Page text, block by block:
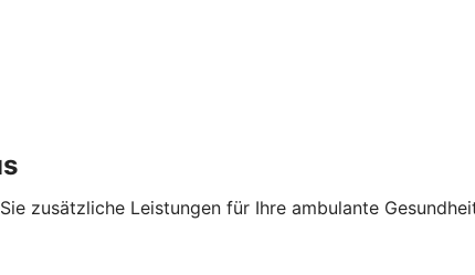
zusätzliche Leistungen für Ihre ambulante